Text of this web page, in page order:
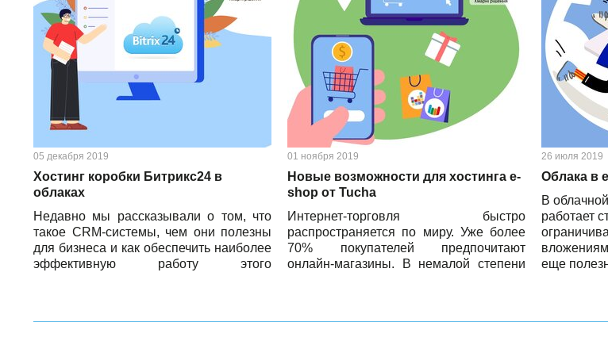
05 декабря 2019
Хостинг коробки Битрикс24 в
облаках
Недавно мы рассказывали о том, что
такое CRM-системы, чем они полезны
для бизнеса и как обеспечить наиболее
эффективную работу этого
CRM-системе не только в Украине, но и
01 ноября 2019
Новые возможности для хостинга e-
shop от Tucha
Интернет-торговля быстро
распространяется по миру. Уже более
70% покупателей предпочитают
онлайн-магазины. В немалой степени
26 июля 2019
Облака в
В
работает
еще